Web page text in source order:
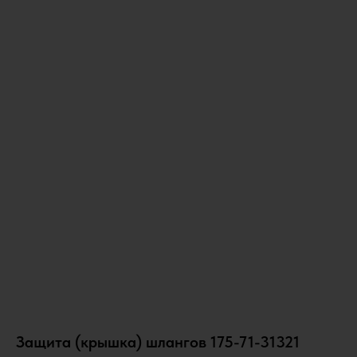
Защита (крышка) шлангов 175-71-31321